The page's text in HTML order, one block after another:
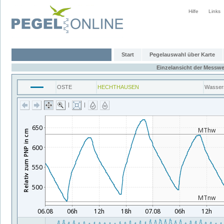
Hilfe Links
Start Pegelauswahl über Karte
Einzelansicht der
OSTE HECHTHAUSEN
| |